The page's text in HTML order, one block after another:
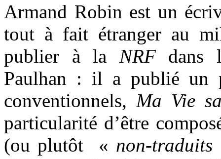
Armand Robin est un
tout à fait étranger au
publier à la NRFdans
Paulhan : il a publié un
conventionnels,Ma Vie
particularité d’être
(ou plutôt « non-traduits